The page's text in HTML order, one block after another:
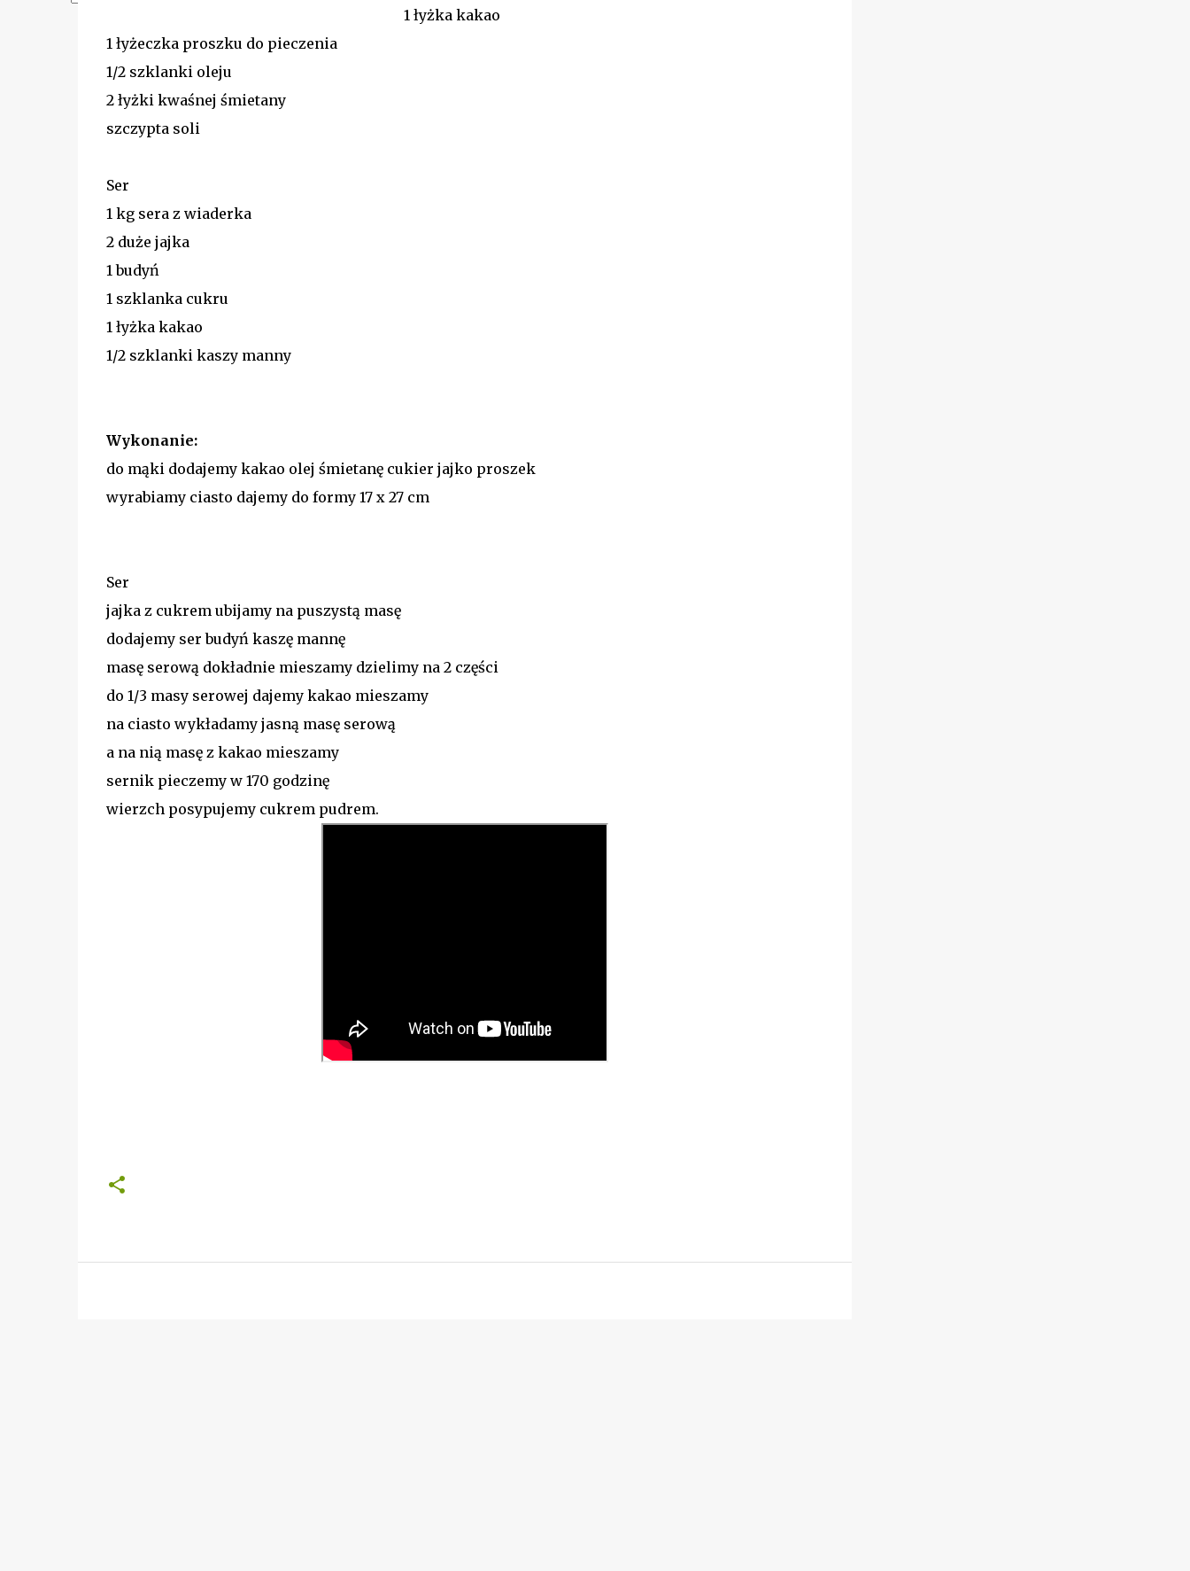
1 łyżka kakao
1 łyżeczka proszku do pieczenia
1/2 szklanki oleju
2 łyżki kwaśnej śmietany
szczypta soli
Ser
1 kg sera z wiaderka
2 duże jajka
1 budyń
1 szklanka cukru
1 łyżka kakao
1/2 szklanki kaszy manny
Wykonanie:
do mąki dodajemy kakao olej śmietanę cukier jajko proszek
wyrabiamy ciasto dajemy do formy 17 x 27 cm
Ser
jajka z cukrem ubijamy na puszystą masę
dodajemy ser budyń kaszę mannę
masę serową dokładnie mieszamy dzielimy na 2 części
do 1/3 masy serowej dajemy kakao mieszamy
na ciasto wykładamy jasną masę serową
a na nią masę z kakao mieszamy
sernik pieczemy w 170 godzinę
wierzch posypujemy cukrem pudrem.